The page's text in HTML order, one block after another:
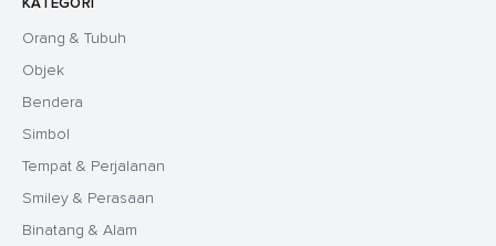
Orang & Tubuh
Objek
Bendera
Simbol
Tempat & Perjalanan
Smiley & Perasaan
Binatang & Alam